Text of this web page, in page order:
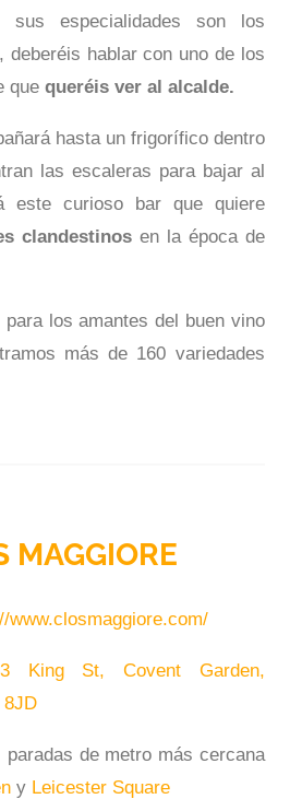
sus especialidades son los
deberéis hablar con uno de los
quequeréis ver al alcalde.
hasta un frigorífico dentro
las escaleras para bajar al
este curioso bar que quiere
clandestinosen la época de
para los amantes del buen vino
más de 160 variedades
MAGGIORE
www.closmaggiore.com/
King St, Covent Garden,
8JD
paradas de metro más cercana
y Leicester Square